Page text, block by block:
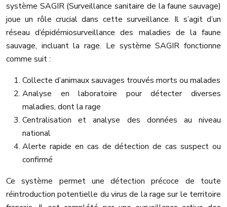
système SAGIR (Surveillance sanitaire de la faune sauvage)
joue un rôle crucial dans cette surveillance. Il s’agit d’un
réseau d’épidémiosurveillance des maladies de la faune
sauvage, incluant la rage. Le système SAGIR fonctionne
comme suit :
Collecte d’animaux sauvages trouvés morts ou malades
Analyse en laboratoire pour détecter diverses
maladies, dont la rage
Centralisation et analyse des données au niveau
national
Alerte rapide en cas de détection de cas suspect ou
confirmé
Ce système permet une détection précoce de toute
réintroduction potentielle du virus de la rage sur le territoire